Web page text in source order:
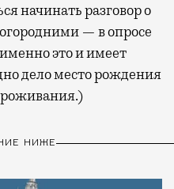
— в опросе
это и имеет
дело место рождения
НИЖЕ